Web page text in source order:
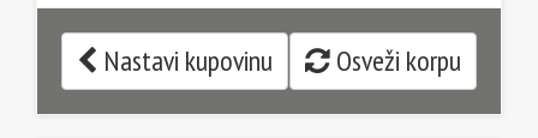
Nastavi kupovinu Osveži korpu